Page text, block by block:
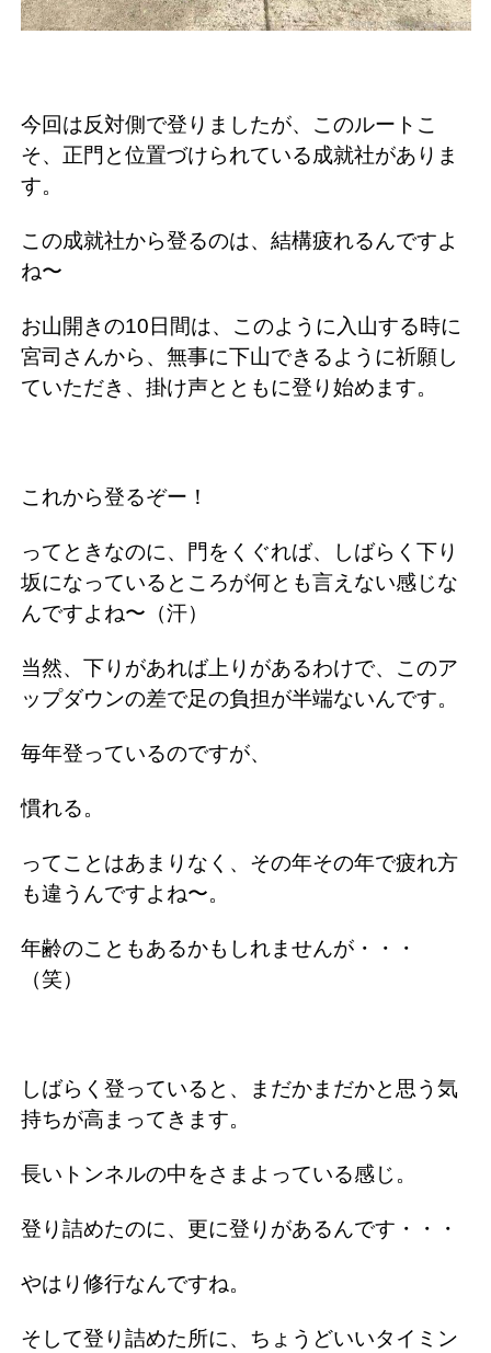
今回は反対側で登りましたが、このルートこ
そ、正門と位置づけられている成就社がありま
す。
この成就社から登るのは、結構疲れるんですよ
ね〜
お山開きの10日間は、このように入山する時に
宮司さんから、無事に下山できるように祈願し
ていただき、掛け声とともに登り始めます。
これから登るぞー！
ってときなのに、門をくぐれば、しばらく下り
坂になっているところが何とも言えない感じな
んですよね〜（汗）
当然、下りがあれば上りがあるわけで、このア
ップダウンの差で足の負担が半端ないんです。
毎年登っているのですが、
慣れる。
ってことはあまりなく、その年その年で疲れ方
も違うんですよね〜。
年齢のこともあるかもしれませんが・・・
（笑）
しばらく登っていると、まだかまだかと思う気
持ちが高まってきます。
長いトンネルの中をさまよっている感じ。
登り詰めたのに、更に登りがあるんです・・・
やはり修行なんですね。
そして登り詰めた所に、ちょうどいいタイミン